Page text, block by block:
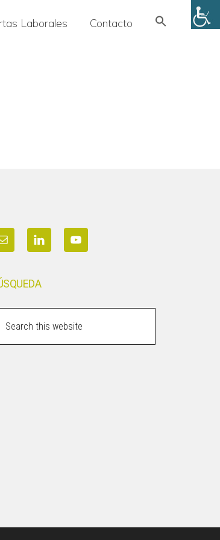
Laborales Contacto Search